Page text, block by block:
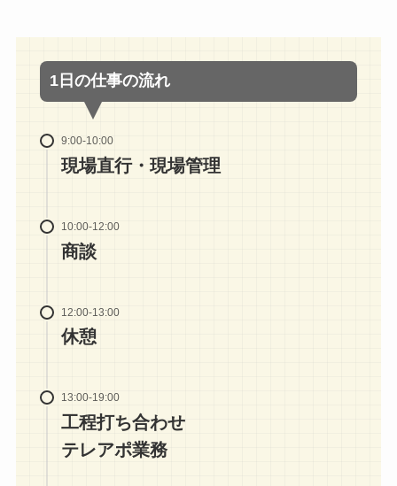
1日の仕事の流れ
9:00-10:00
現場直行・現場管理
10:00-12:00
商談
12:00-13:00
休憩
13:00-19:00
工程打ち合わせ
テレアポ業務